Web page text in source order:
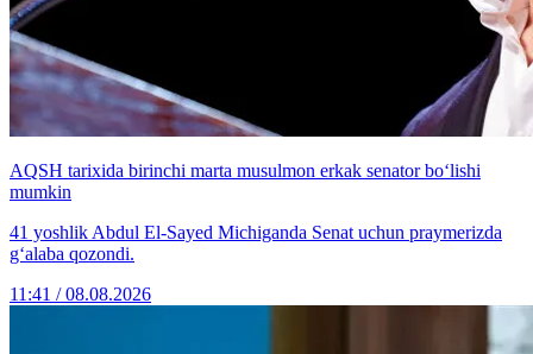
AQSH tarixida birinchi marta musulmon erkak senator bo‘lishi
mumkin
41 yoshlik Abdul El-Sayed Michiganda Senat uchun praymerizda
g‘alaba qozondi.
11:41 / 08.08.2026